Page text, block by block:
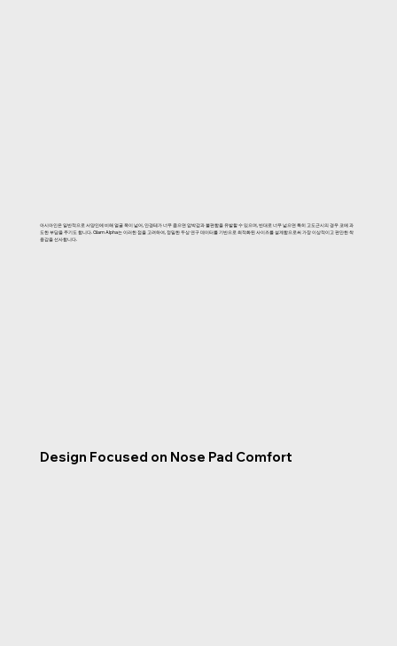
아시아인은 일반적으로 서양인에 비해 얼굴 폭이 넓어, 안경테가 너무 좁으면 압박감과 불편함을 유발할 수 있으며, 반대로 너무 넓으면 특히 고도근시의 경우 코에 과
도한 부담을 주기도 합니다. Glam Alpha는 이러한 점을 고려하여, 정밀한 두상 연구 데이터를 기반으로 최적화된 사이즈를 설계함으로써 가장 이상적이고 편안한 착
용감을 선사합니다.
Design Focused on Nose Pad Comfort